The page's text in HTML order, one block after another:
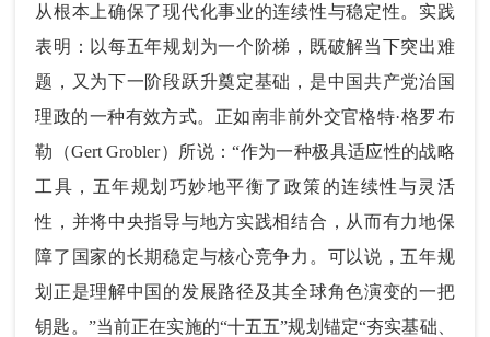
从根本上确保了现代化事业的连续性与稳定性。实践
表明：以每五年规划为一个阶梯，既破解当下突出难
题，又为下一阶段跃升奠定基础，是中国共产党治国
理政的一种有效方式。正如南非前外交官格特·格罗布
勒（Gert Grobler）所说：“作为一种极具适应性的战略
工具，五年规划巧妙地平衡了政策的连续性与灵活
性，并将中央指导与地方实践相结合，从而有力地保
障了国家的长期稳定与核心竞争力。可以说，五年规
划正是理解中国的发展路径及其全球角色演变的一把
钥匙。”当前正在实施的“十五五”规划锚定“夯实基础、